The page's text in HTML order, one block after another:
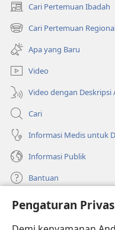
Pengaturan
Cari Pertemuan Ibadah
(terbuka
di
window
baru)
Cari Pertemuan
(terbuka
di
window
baru)
Apa yang Baru
Video
Video dengan Deskripsi
Cari
Informasi Medis untuk
Informasi Publik
Bantuan
Sumbangan
(terbuka
di